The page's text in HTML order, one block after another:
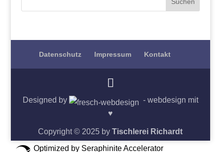
Datenschutz Impressum Kontakt
Designed by
- webdesign mit
♥
Copyright © 2025 byTischlerei Richardt
Optimized by Seraphinite Accelerator